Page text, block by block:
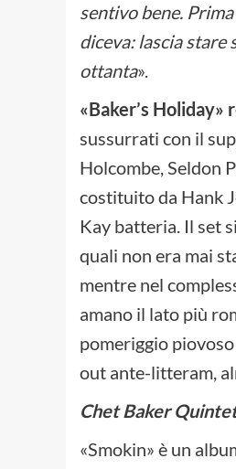
sentivo bene.
diceva: lascia stare
ottanta».
«Baker’s Holiday»
sussurrati con il
Holcombe, Seldon
costituito da Hank
Kay batteria. Il set
quali non era mai
mentre nel
amano il lato più
pomeriggio
out ante-litteram,
Chet Baker
«Smokin» è un